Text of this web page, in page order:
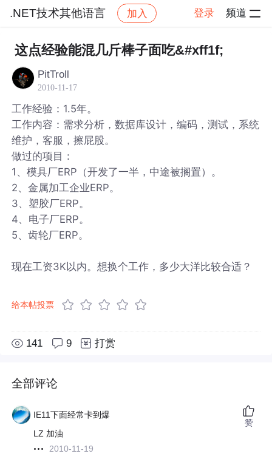
.NET技术其他语言 加入 登录 频道
社区 .NET技术其他语言 帖子详情
这点经验能混几斤棒子面吃&#xff1f;
PitTroll
2010-11-17
工作经验：1.5年。
工作内容：需求分析，数据库设计，编码，测试，系统
维护，客服，擦屁股。
做过的项目：
1、模具厂ERP（开发了一半，中途被搁置）。
2、金属加工企业ERP。
3、塑胶厂ERP。
4、电子厂ERP。
5、齿轮厂ERP。
现在工资3K以内。想换个工作，多少大洋比较合适？
给本帖投票
141 9 打赏
全部评论
IE11下面经常卡到爆
LZ 加油
2010-11-19
赞